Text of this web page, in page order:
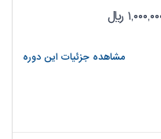
ریال
مشاهده جزئیات این دوره